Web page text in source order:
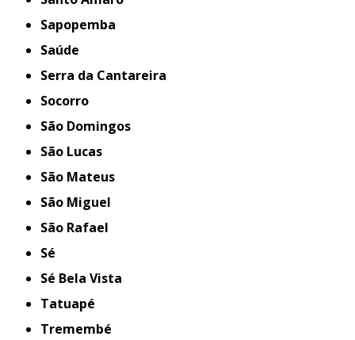
Sapopemba
Saúde
Serra da Cantareira
Socorro
São Domingos
São Lucas
São Mateus
São Miguel
São Rafael
Sé
Sé Bela Vista
Tatuapé
Tremembé